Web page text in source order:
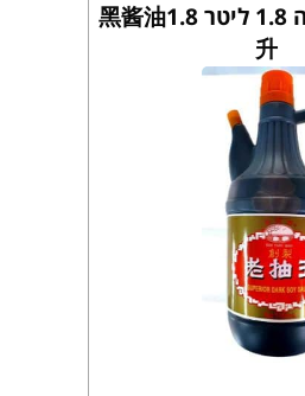
רוטב סויה כהה 1.8 ליטר 黑酱油1.8
升